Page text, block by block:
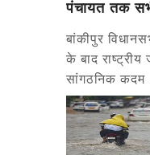
पंचायत तक
बांकीपुर
के बाद
सांगठनिक कदम